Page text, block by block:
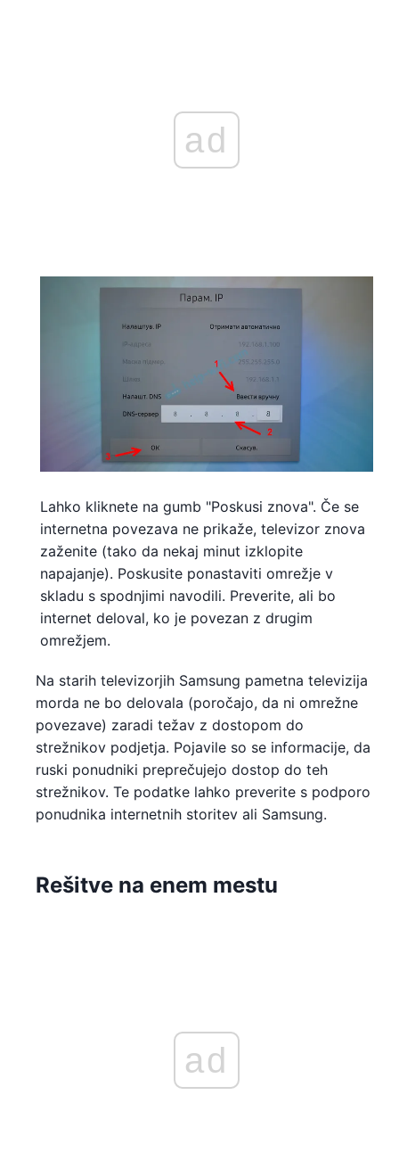
ad
Lahko kliknete na gumb "Poskusi znova". Če se
internetna povezava ne prikaže, televizor znova
zaženite (tako da nekaj minut izklopite
napajanje). Poskusite ponastaviti omrežje v
skladu s spodnjimi navodili. Preverite, ali bo
internet deloval, ko je povezan z drugim
omrežjem.
Na starih televizorjih Samsung pametna televizija
morda ne bo delovala (poročajo, da ni omrežne
povezave) zaradi težav z dostopom do
strežnikov podjetja. Pojavile so se informacije, da
ruski ponudniki preprečujejo dostop do teh
strežnikov. Te podatke lahko preverite s podporo
ponudnika internetnih storitev ali Samsung.
Rešitve na enem mestu
ad